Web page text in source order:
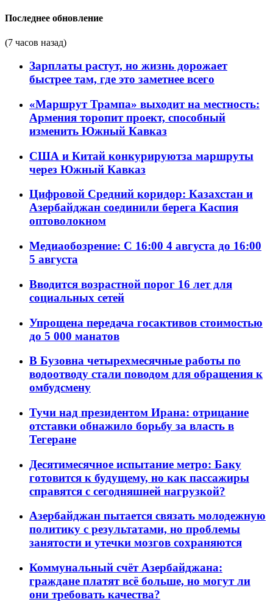
Последнее обновление
(7 часов назад)
Зарплаты растут, но жизнь дорожает
быстрее там, где это заметнее всего
«Маршрут Трампа» выходит на местность:
Армения торопит проект, способный
изменить Южный Кавказ
США и Китай конкурируютза маршруты
через Южный Кавказ
Цифровой Средний коридор: Казахстан и
Азербайджан соединили берега Каспия
оптоволокном
Медиаобозрение: С 16:00 4 августа до 16:00
5 августа
Вводится возрастной порог 16 лет для
социальных сетей
Упрощена передача госактивов стоимостью
до 5 000 манатов
В Бузовна четырехмесячные работы по
водоотводу стали поводом для обращения к
омбудсмену
Тучи над президентом Ирана: отрицание
отставки обнажило борьбу за власть в
Тегеране
Десятимесячное испытание метро: Баку
готовится к будущему, но как пассажиры
справятся с сегодняшней нагрузкой?
Азербайджан пытается связать молодежную
политику с результатами, но проблемы
занятости и утечки мозгов сохраняются
Коммунальный счёт Азербайджана:
граждане платят всё больше, но могут ли
они требовать качества?